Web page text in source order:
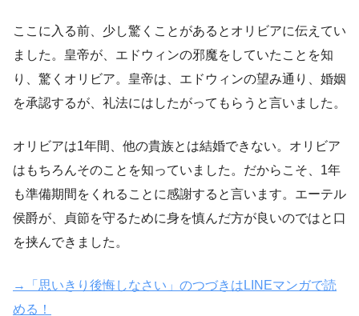
ここに入る前、少し驚くことがあるとオリビアに伝えてい
ました。皇帝が、エドウィンの邪魔をしていたことを知
り、驚くオリビア。皇帝は、エドウィンの望み通り、婚姻
を承認するが、礼法にはしたがってもらうと言いました。
オリビアは1年間、他の貴族とは結婚できない。オリビア
はもちろんそのことを知っていました。だからこそ、1年
も準備期間をくれることに感謝すると言います。エーテル
侯爵が、貞節を守るために身を慎んだ方が良いのではと口
を挟んできました。
→「思いきり後悔しなさい」のつづきはLINEマンガで読
める！